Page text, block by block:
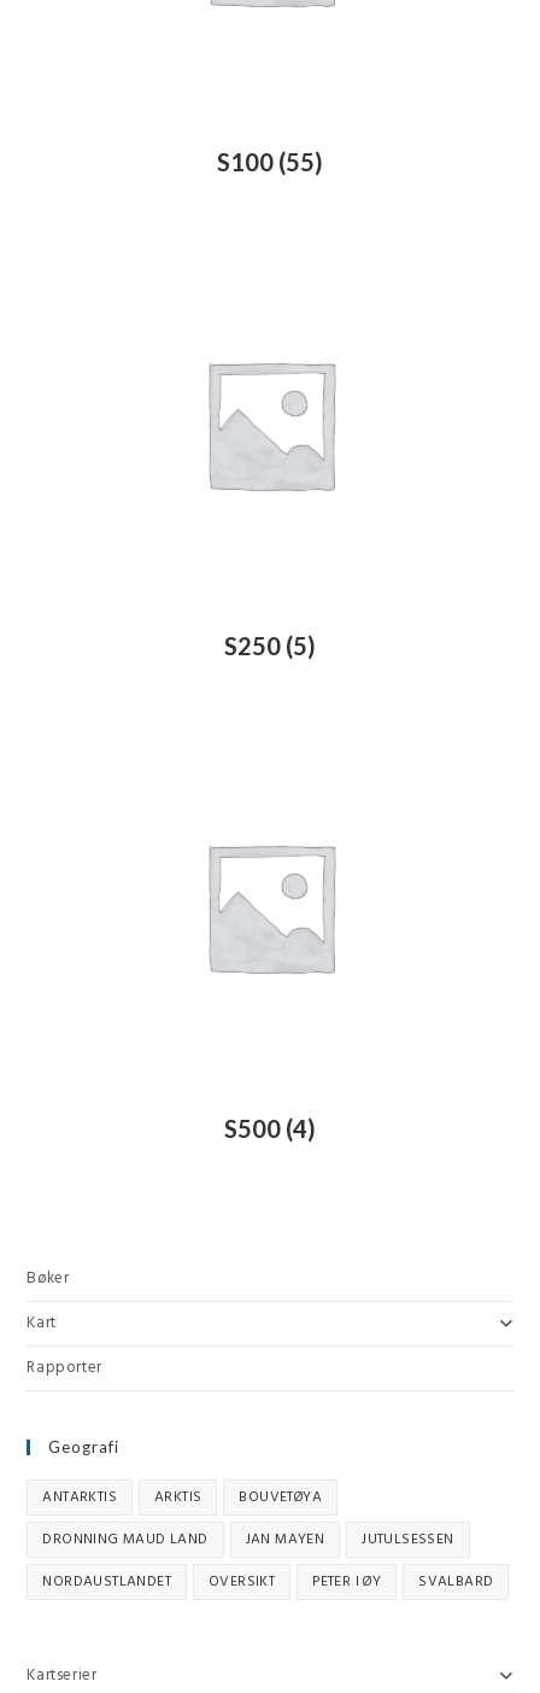
S100 (55)
S250 (5)
S500 (4)
Bøker
Kart
Rapporter
Geografi
ANTARKTIS ARKTIS
BOUVETØYA
DRONNING MAUD LAND
JAN MAYEN
JUTULSESSEN
NORDAUSTLANDET
OVERSIKT PETER I ØY SVALBARD
Kartserier